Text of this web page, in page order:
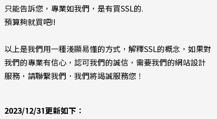
只能告訴您，專業如我們，是有買SSL的.
預算夠就買吧!!
以上是我們用一種淺顯易懂的方式，解釋SSL的概念，如果對
我們的專業有信心，認可我們的誠信，需要我們的網站設計
服務，請聯繫我們．我們將竭誠服務您！
2023/12/31更新如下：